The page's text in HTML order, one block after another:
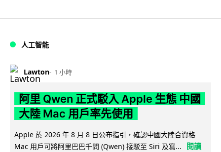
人工智能
Lawton 1 小時
阿里 Qwen 正式駁入 Apple 生態 中國
大陸 Mac 用戶率先使用
Apple 於 2026 年 8 月 8 日公布指引，確認中國大陸合資格
Mac 用戶可將阿里巴巴千問 (Qwen) 接駁至 Siri 及寫...
閱讀